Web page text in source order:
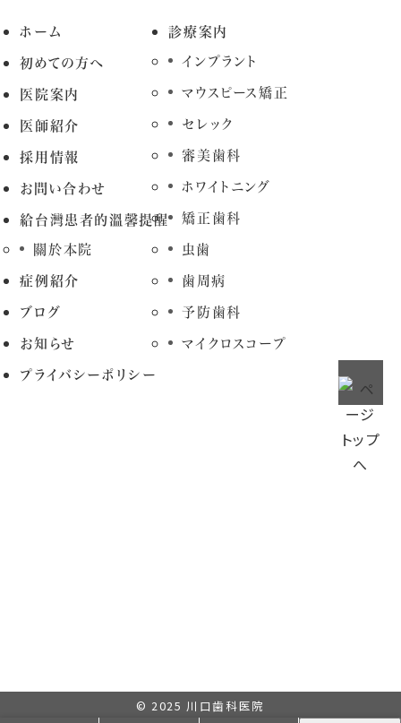
ホーム
初めての方へ
医院案内
医師紹介
採用情報
お問い合わせ
給台灣患者的溫馨提醒
關於本院
症例紹介
ブログ
お知らせ
プライバシーポリシー
診療案内
インプラント
マウスピース矯正
セレック
審美歯科
ホワイトニング
矯正歯科
虫歯
歯周病
予防歯科
マイクロスコープ
© 2025 川口歯科医院